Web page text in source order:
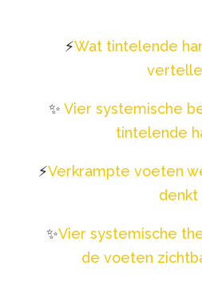
⚡️Wat tintelende
✨Vier systemische
tintelende
⚡️Verkrampte voeten
denkt
✨Vier systemische
de voeten